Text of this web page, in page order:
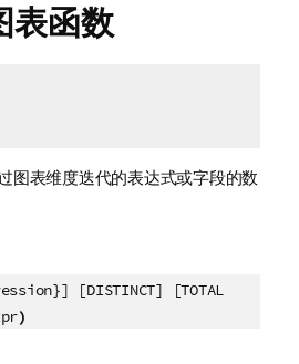
表函数
图表维度迭代的表达式或字段的数
[DISTINCT] [TOTAL
)